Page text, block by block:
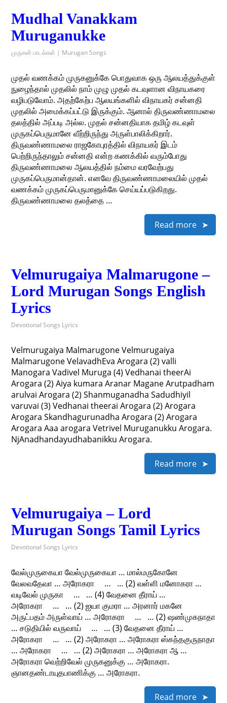
Mudhal Vanakkam
Muruganukke
முருகன் பாடல்கள் | Murugan Songs
முதல் வணக்கம் முருகனுக்கே பொதுவாக ஒரு ஆலயத்துக்குள்
நுழைந்தால் முதலில் நாம் முழு முதல் கடவுளான விநாயகரை
வழிபடுவோம். அதற்கேற்ப ஆலயங்களில் விநாயகர் சன்னதி
முதலில் அமைக்கப்பட்டு இருக்கும். ஆனால் திருவண்ணாமலை
தலத்தில் அப்படி அல்ல. முதல் சன்னதியாக தமிழ் கடவுள்
முருகப்பெருமானே வீற்றிருந்து அருள்பாலிக்கிறார்.
திருவண்ணாமலை ராஜகோபுரத்தில் விநாயகர் இடம்
பெற்றிருந்தாலும் சன்னதி என்ற கணக்கில் வரும்போது
திருவண்ணாமலை ஆலயத்தில் நம்மை வரவேற்பது
முருகப்பெருமான்தான். எனவே திருவண்ணாமலையில் முதல்
வணக்கம் முருகப்பெருமானுக்கே செய்யப்படுகிறது.
திருவண்ணாமலை தலத்தை …
Read more
Velmurugaiya Malmarugone –
Lord Murugan Songs English
Lyrics
Devotional Songs Lyrics
Velmurugaiya Malmarugone Velmurugaiya
Malmarugone VelavadhEva Arogara (2) valli
Manogara Vadivel Muruga (4) Vedhanai theerAi
Arogara (2) Aiya kumara Aranar Magane Arutpadham
arulvai Arogara (2) Shanmuganadha Sadudhiyil
varuvai (3) Vedhanai theerai Arogara (2) Arogara
Arogara Skandhagurunadha Arogara (2) Arogara
Arogara Aaa arogara Vetrivel Muruganukku Arogara.
NjAnadhandayudhabanikku Arogara.
Read more
Velmurugaiya – Lord
Murugan Songs Tamil Lyrics
Devotional Songs Lyrics
வேல்முருகையா வேல்முருகையா … மால்மருகோனே
வேலவதேவா … அரோகரா … … (2) வள்ளி மனோகரா …
வடிவேல் முருகா … … (4) வேதனை தீராய் …
அரோகரா … … (2) ஐயா குமரா … அரனார் மகனே
அருட்பதம் அருள்வாய் … அரோகரா … … (2) ஷண்முகநாதா
… சடுதியில் வருவாய் … … (3) வேதனை தீராய் …
அரோகரா … … (2) அரோகரா … அரோகரா ஸ்கந்தகுருநாதா
… அரோகரா … … (2) அரோகரா … அரோகரா ஆ …
அரோகரா வெற்றிவேல் முருகனுக்கு … அரோகரா.
ஞானதண்டாயுதபாணிக்கு … அரோகரா.
Read more